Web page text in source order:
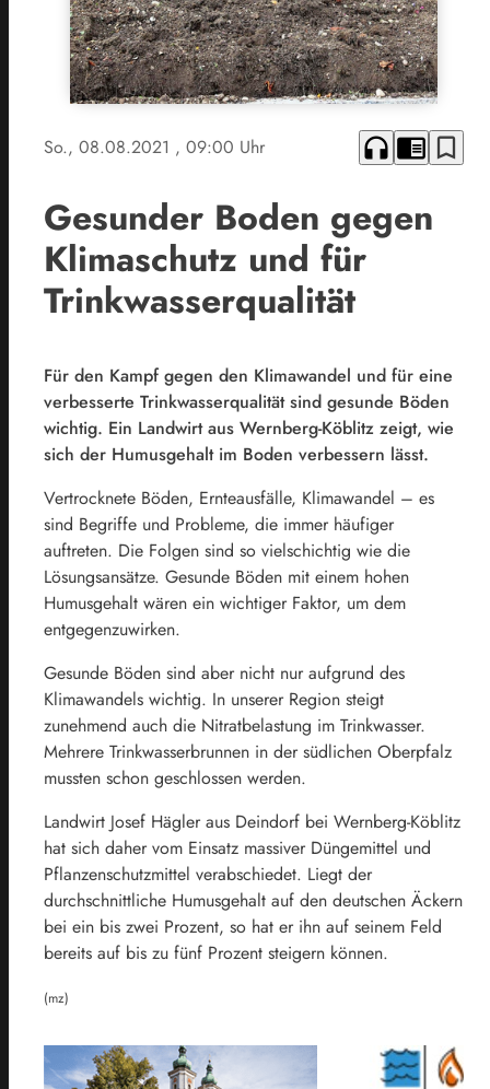
So., 08.08.2021 , 09:00 Uhr headphones chrome_reader_mode bookmark_border
Gesunder Boden gegen
Klimaschutz und für
Trinkwasserqualität
Für den Kampf gegen den Klimawandel und für eine
verbesserte Trinkwasserqualität sind gesunde Böden
wichtig. Ein Landwirt aus Wernberg-Köblitz zeigt, wie
sich der Humusgehalt im Boden verbessern lässt.
Vertrocknete Böden, Ernteausfälle, Klimawandel – es
sind Begriffe und Probleme, die immer häufiger
auftreten. Die Folgen sind so vielschichtig wie die
Lösungsansätze. Gesunde Böden mit einem hohen
Humusgehalt wären ein wichtiger Faktor, um dem
entgegenzuwirken.
Gesunde Böden sind aber nicht nur aufgrund des
Klimawandels wichtig. In unserer Region steigt
zunehmend auch die Nitratbelastung im Trinkwasser.
Mehrere Trinkwasserbrunnen in der südlichen Oberpfalz
mussten schon geschlossen werden.
Landwirt Josef Hägler aus Deindorf bei Wernberg-Köblitz
hat sich daher vom Einsatz massiver Düngemittel und
Pflanzenschutzmittel verabschiedet. Liegt der
durchschnittliche Humusgehalt auf den deutschen Äckern
bei ein bis zwei Prozent, so hat er ihn auf seinem Feld
bereits auf bis zu fünf Prozent steigern können.
(mz)